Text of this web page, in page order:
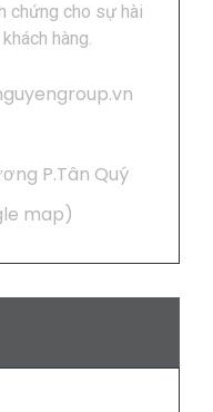
chứng cho sự hài
hàng.
P.Tân Quý
map)